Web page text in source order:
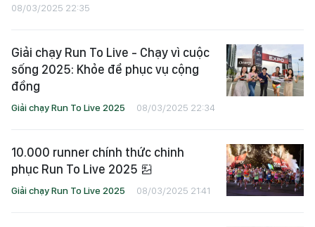
08/03/2025 22:35
Giải chạy Run To Live - Chạy vì cuộc
sống 2025: Khỏe để phục vụ cộng
đồng
Giải chạy Run To Live 2025 08/03/2025 22:34
10.000 runner chính thức chinh
phục Run To Live 2025
Giải chạy Run To Live 2025 08/03/2025 21:41